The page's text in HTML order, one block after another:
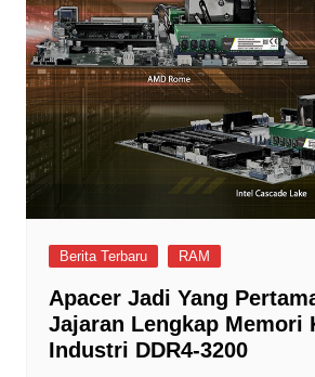
Berita Terbaru RAM
Apacer Jadi Yang
Jajaran Lengkap Memori
Industri DDR4-3200